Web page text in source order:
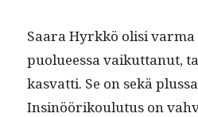
Saara Hyrkkö olisi
puolueessa vaikut­tanut,
kas­vat­ti. Se on sekä
Insinöörik­oulu­tus on